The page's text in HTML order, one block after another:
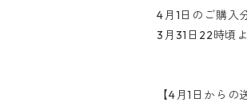
4月1日のご購入
3月31日22時頃
【4月1日からの